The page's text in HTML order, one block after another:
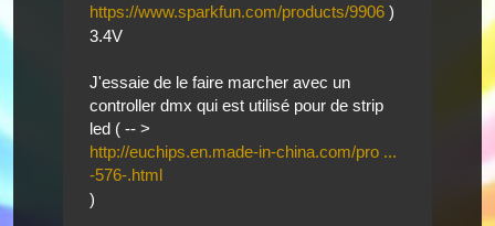
https://www.sparkfun.com/products/9906 )
3.4V
J'essaie de le faire marcher avec un
controller dmx qui est utilisé pour de strip
led ( -- >
http://euchips.en.made-in-china.com/pro ...
-576-.html
)